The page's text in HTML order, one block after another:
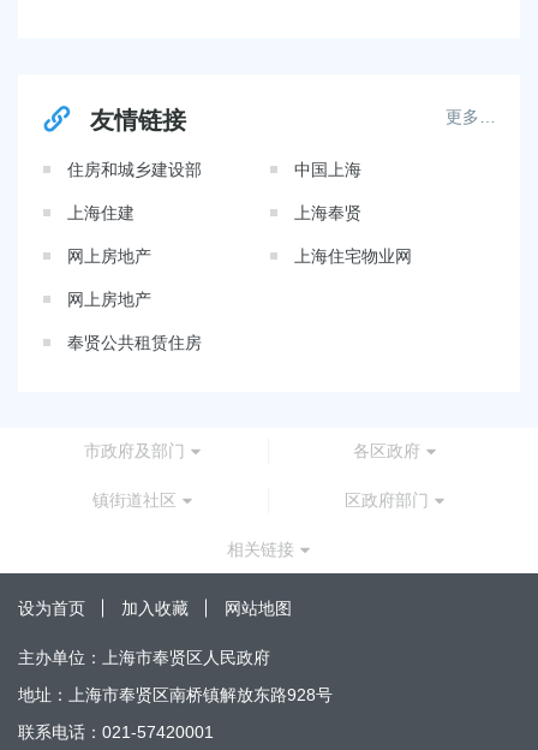
友情链接 更多…
住房和城乡建设部 中国上海
上海住建 上海奉贤
网上房地产 上海住宅物业网
网上房地产
奉贤公共租赁住房
市政府及部门 各区政府
镇街道社区 区政府部门
相关链接
设为首页 加入收藏 网站地图
主办单位：上海市奉贤区人民政府
地址：上海市奉贤区南桥镇解放东路928号
联系电话：021-57420001